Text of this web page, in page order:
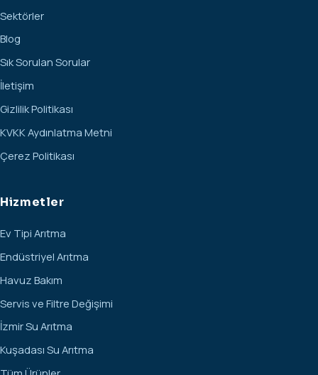
Sektörler
Blog
Sık Sorulan Sorular
İletişim
Gizlilik Politikası
KVKK Aydınlatma Metni
Çerez Politikası
Hizmetler
Ev Tipi Arıtma
Endüstriyel Arıtma
Havuz Bakım
Servis ve Filtre Değişimi
İzmir Su Arıtma
Kuşadası Su Arıtma